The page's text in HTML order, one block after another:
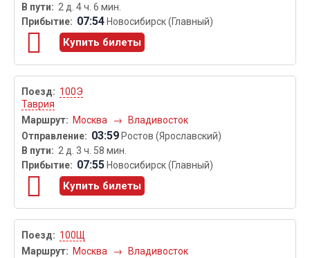
2 д. 4 ч. 6 мин.
07:54 Новосибирск (Главный)
Купить билеты
100Э
Таврия
Москва
→ Владивосток
03:59 Ростов (Ярославский)
2 д. 3 ч. 58 мин.
07:55 Новосибирск (Главный)
Купить билеты
100Щ
Москва
→ Владивосток